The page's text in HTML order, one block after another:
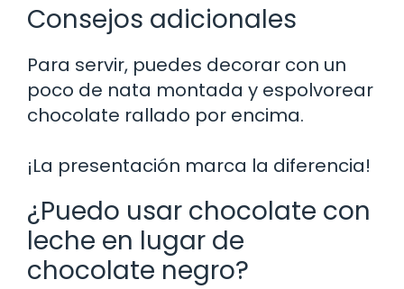
Consejos adicionales
Para servir, puedes decorar con un
poco de nata montada y espolvorear
chocolate rallado por encima.
¡La presentación marca la diferencia!
¿Puedo usar chocolate con
leche en lugar de
chocolate negro?